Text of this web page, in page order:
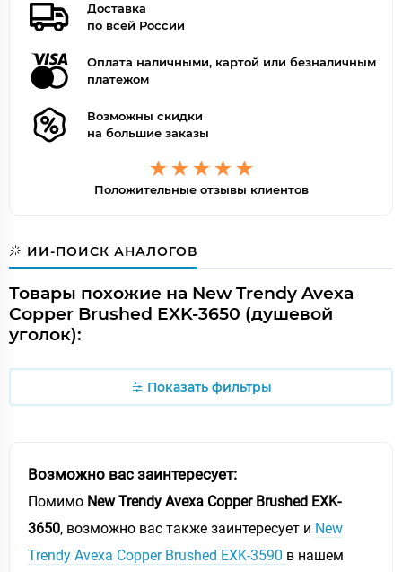
Доставка
по всей России
Оплата наличными, картой или безналичным
платежом
Возможны скидки
на большие заказы
Положительные отзывы клиентов
ИИ-ПОИСК АНАЛОГОВ
Товары похожие на New Trendy Avexa
Copper Brushed EXK-3650 (душевой
уголок):
Показать фильтры
Возможно вас заинтересует:
Помимо New Trendy Avexa Copper Brushed EXK-
3650, возможно вас также заинтересует и New
Trendy Avexa Copper Brushed EXK-3590 в нашем